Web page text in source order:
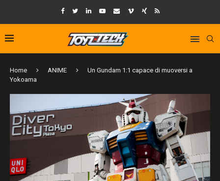
Home ANIME
Un Gundam 1:1 capace di muoversi a
Yokoama